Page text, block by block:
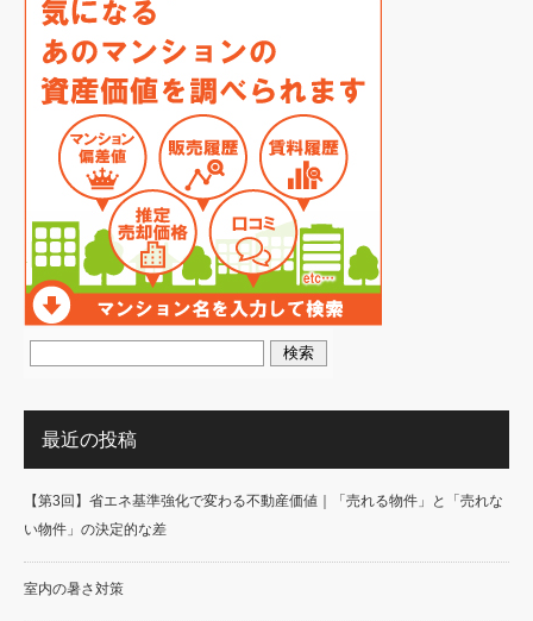
最近の投稿
【第3回】省エネ基準強化で変わる不動産価値｜「売れる物件」と「売れな
い物件」の決定的な差
室内の暑さ対策